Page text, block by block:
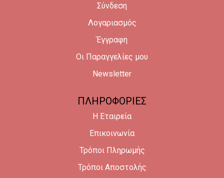
Σύνδεση
Λογαριασμός
Έγγραφη
Οι Παραγγελίες μου
Newsletter
ΠΛΗΡΟΦΟΡΙΕΣ
Η Εταιρεία
Επικοινωνία
Τρόποι Πληρωμής
Τρόποι Αποστολής